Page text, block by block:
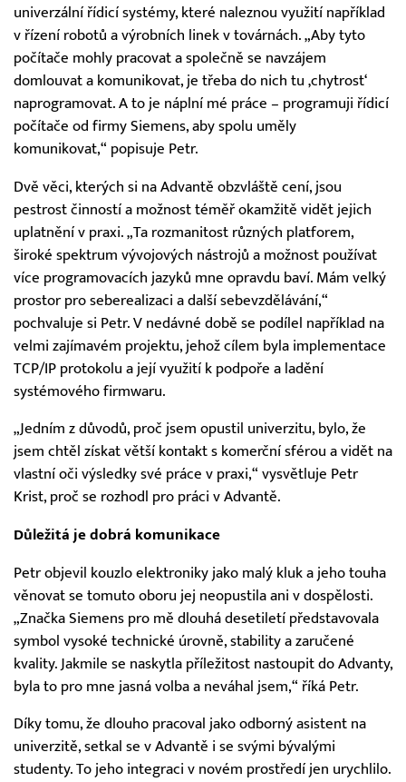
univerzální řídicí systémy, které naleznou využití například
v řízení robotů a výrobních linek v továrnách. „Aby tyto
počítače mohly pracovat a společně se navzájem
domlouvat a komunikovat, je třeba do nich tu ‚chytrost‘
naprogramovat. A to je náplní mé práce – programuji řídicí
počítače od firmy Siemens, aby spolu uměly
komunikovat,“ popisuje Petr.
Dvě věci, kterých si na Advantě obzvláště cení, jsou
pestrost činností a možnost téměř okamžitě vidět jejich
uplatnění v praxi. „Ta rozmanitost různých platforem,
široké spektrum vývojových nástrojů a možnost používat
více programovacích jazyků mne opravdu baví. Mám velký
prostor pro seberealizaci a další sebevzdělávání,“
pochvaluje si Petr. V nedávné době se podílel například na
velmi zajímavém projektu, jehož cílem byla implementace
TCP/IP protokolu a její využití k podpoře a ladění
systémového firmwaru.
„Jedním z důvodů, proč jsem opustil univerzitu, bylo, že
jsem chtěl získat větší kontakt s komerční sférou a vidět na
vlastní oči výsledky své práce v praxi,“ vysvětluje Petr
Krist, proč se rozhodl pro práci v Advantě.
Důležitá je dobrá komunikace
Petr objevil kouzlo elektroniky jako malý kluk a jeho touha
věnovat se tomuto oboru jej neopustila ani v dospělosti.
„Značka Siemens pro mě dlouhá desetiletí představovala
symbol vysoké technické úrovně, stability a zaručené
kvality. Jakmile se naskytla příležitost nastoupit do Advanty,
byla to pro mne jasná volba a neváhal jsem,“ říká Petr.
Díky tomu, že dlouho pracoval jako odborný asistent na
univerzitě, setkal se v Advantě i se svými bývalými
studenty. To jeho integraci v novém prostředí jen urychlilo.